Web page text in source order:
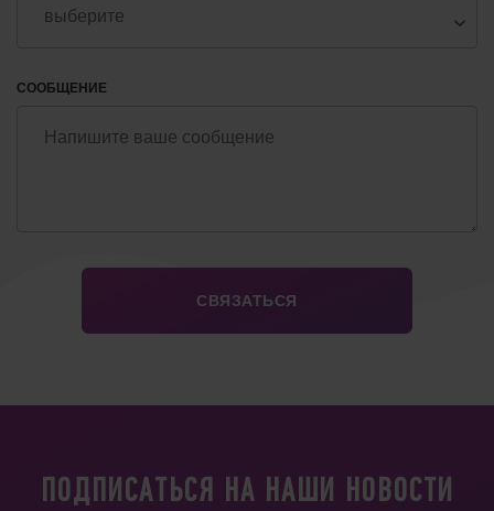
СООБЩЕНИЕ
ПОДПИСАТЬСЯ НА НАШИ НОВОСТИ